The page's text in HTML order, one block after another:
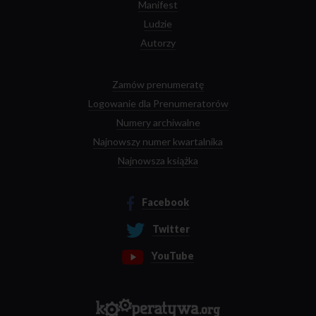
Manifest
Ludzie
Autorzy
Zamów prenumeratę
Logowanie dla Prenumeratorów
Numery archiwalne
Najnowszy numer kwartalnika
Najnowsza książka
Facebook
Twitter
YouTube